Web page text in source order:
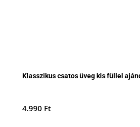
Klasszikus csatos üveg kis füllel
4.990 Ft